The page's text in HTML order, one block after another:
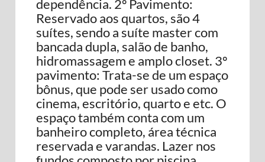
dependência. 2º Pavimento:
Reservado aos quartos, são 4
suítes, sendo a suíte master com
bancada dupla, salão de banho,
hidromassagem e amplo closet. 3º
pavimento: Trata-se de um espaço
bônus, que pode ser usado como
cinema, escritório, quarto e etc. O
espaço também conta com um
banheiro completo, área técnica
reservada e varandas. Lazer nos